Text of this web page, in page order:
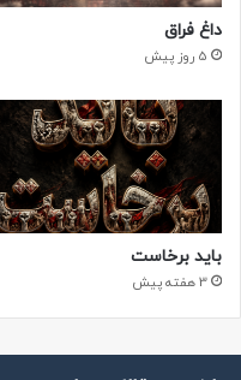
داغ فراق
5 روز پیش
باید برخاست
3 هفته پیش